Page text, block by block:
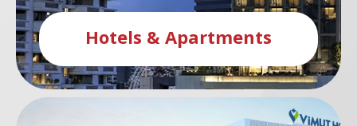
Hotels & Apartments